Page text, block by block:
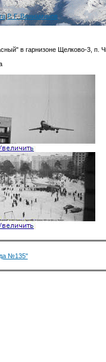
|Р. Г. Вениаминов
в гарнизоне Щелково-3, п.
№135"